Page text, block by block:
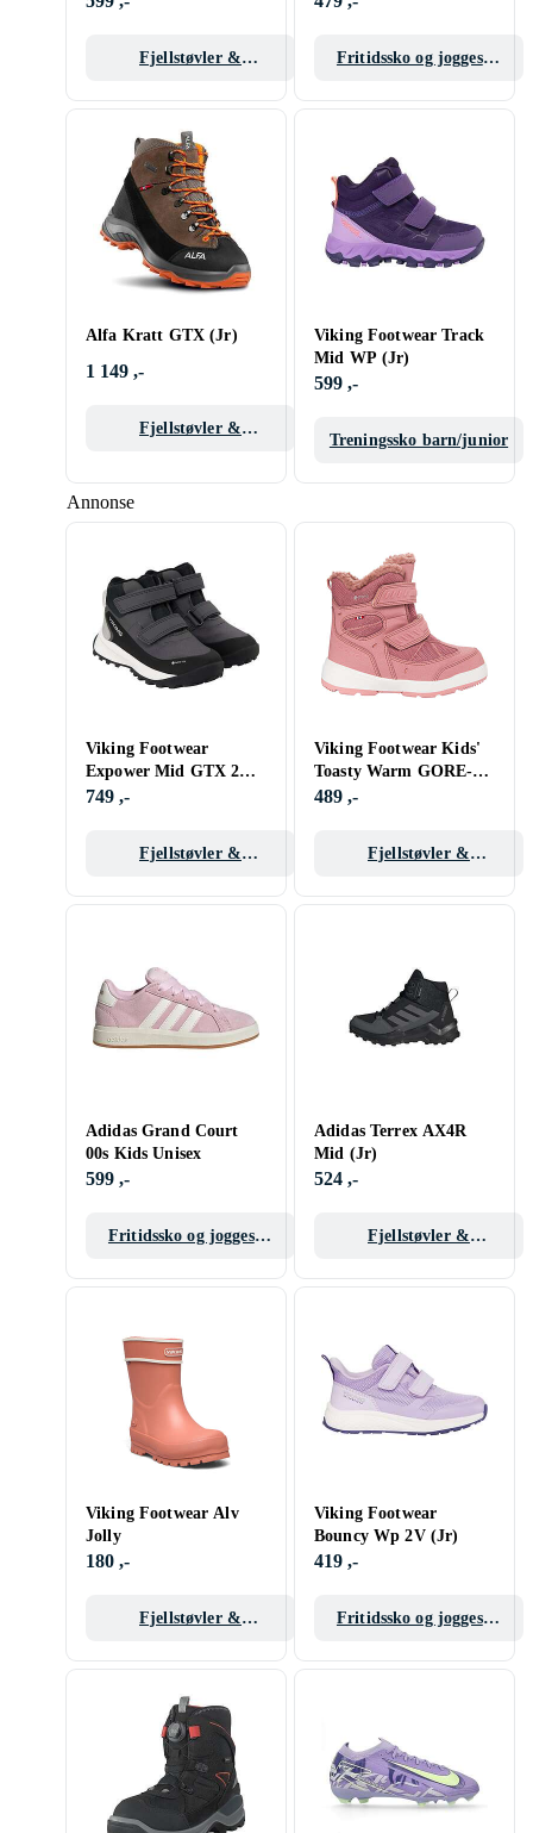
Annonse
Fjellstøvler &
Fritidssko og joggesko
Alfa Kratt GTX (Jr)
1 149 ,-
Fjellstøvler &
Viking Footwear Track
Mid WP (Jr)
599 ,-
Treningssko barn/junior
Viking Footwear
Expower Mid GTX 2V
(Jr)
749 ,-
Fjellstøvler &
Viking Footwear Kids'
Toasty Warm GORE-
TEX 2v
489 ,-
Fjellstøvler &
Adidas Grand Court
00s Kids Unisex
599 ,-
Fritidssko og joggesko
Adidas Terrex AX4R
Mid (Jr)
524 ,-
Fjellstøvler &
Viking Footwear Alv
Jolly
180 ,-
Fjellstøvler &
Viking Footwear
Bouncy Wp 2V (Jr)
419 ,-
Fritidssko og joggesko